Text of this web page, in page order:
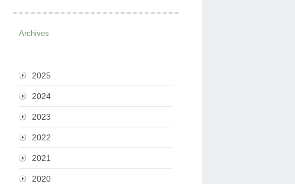
Archives
2025
2024
2023
2022
2021
2020